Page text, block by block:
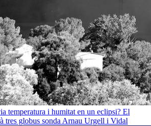
temperatura i humitat en un eclipsi? El
tres globus sonda Arnau Urgell i Vidal